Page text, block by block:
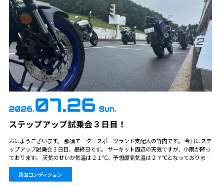
2026.07.26 Sun.
ステップアップ試乗会３日目！
おはようございます。 那須モータースポーツランド支配人の竹内です。 今日はステ
ップアップ試乗会３日目、最終日です。 サーキット周辺の天気ですが、小雨が降っ
ております。 天気のせいか気温は２１℃。予想最高気温は２７℃となっておりま
す。 雨で路面は濡れていますが、安全な速度の試乗会なので全く問題のない状況で
す。…路面コンディション